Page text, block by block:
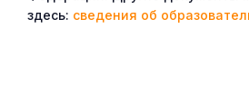
здесь: сведения об